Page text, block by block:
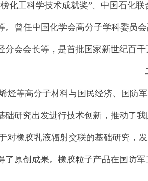
化工科学技术成就奖”、中国石化
。曾任中国化学会高分子学科委员
分会会长等，是首批国家新世纪百
高分子材料与国民经济、国防军
础研究出发进行技术创新，推动了
胶乳液辐射交联的基础研究，发
了原创成果。橡胶粒子产品在国防